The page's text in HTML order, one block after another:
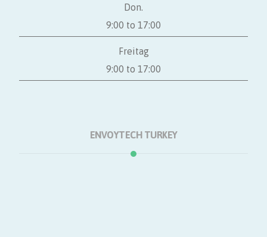
Don.
9:00 to 17:00
Freitag
9:00 to 17:00
ENVOYTECH TURKEY